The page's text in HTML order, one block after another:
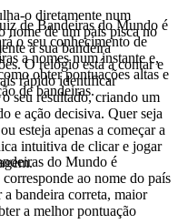
o diretamente num
nome de um país pisca no
a sua bandeira
O relógio está a contar e
rápido identificar
seu resultado, criando um
e ação decisiva. Quer seja
esteja apenas a começar a
intuitiva de clicar e jogar
de Bandeiras do Mundo é
o seu conhecimento de
a nomes num instante e,
obter pontuações altas e
de bandeiras.
do Mundo é
ao nome do país
bandeira correta, maior
a melhor pontuação